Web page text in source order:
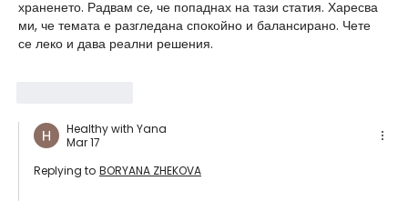
храненето. Радвам се, че попаднах на тази статия. Харесва
ми, че темата е разгледана спокойно и балансирано. Чете
се леко и дава реални решения.
Healthy with Yana
Mar 17
Replying to BORYANA ZHEKOVA